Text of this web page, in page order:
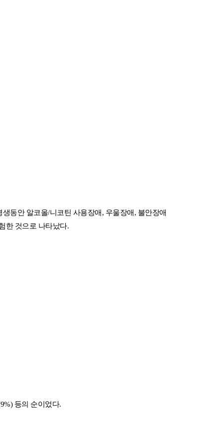
동안 알코올/니코틴 사용장애, 우울장애, 불안장애
한 것으로 나타났다.
등의 순이었다.